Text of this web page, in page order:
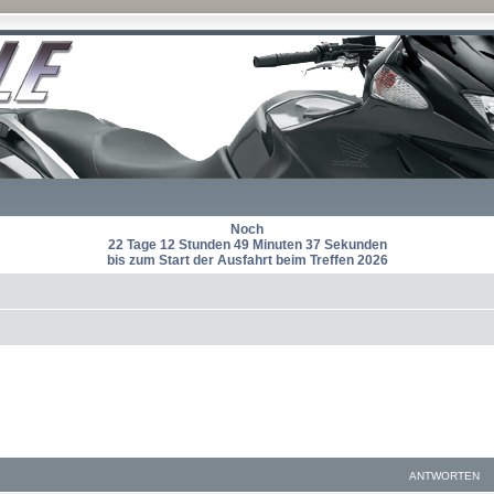
Noch
22 Tage 12 Stunden 49 Minuten 36 Sekunden
bis zum Start der Ausfahrt beim Treffen 2026
ANTWORTEN